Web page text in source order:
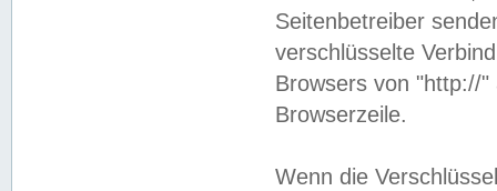
Seitenbetreiber
verschlüsselte
Browsers von "http://
Browserzeile.
Wenn die